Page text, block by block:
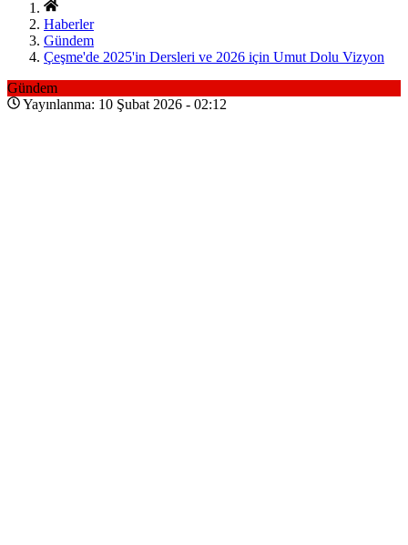
Haberler
Gündem
Çeşme'de 2025'in Dersleri ve 2026 için Umut Dolu Vizyon
Gündem
Yayınlanma: 10 Şubat 2026 - 02:12